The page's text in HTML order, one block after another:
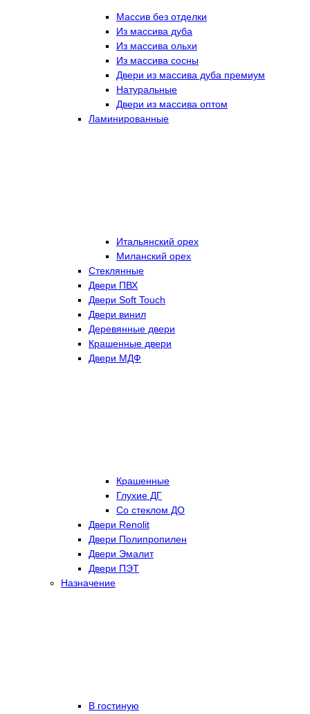
Массив без отделки
Из массива дуба
Из массива ольхи
Из массива сосны
Двери из массива дуба премиум
Натуральные
Двери из массива оптом
Ламинированные
Итальянский орех
Миланский орех
Стеклянные
Двери ПВХ
Двери Soft Touch
Двери винил
Деревянные двери
Крашенные двери
Двери МДФ
Крашенные
Глухие ДГ
Со стеклом ДО
Двери Renolit
Двери Полипропилен
Двери Эмалит
Двери ПЭТ
Назначение
В гостиную